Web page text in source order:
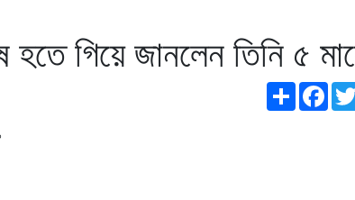
গিয়ে জানলেন তিনি ৫
Share